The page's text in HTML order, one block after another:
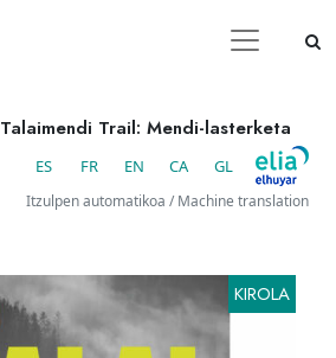
Talaimendi Trail: Mendi-lasterketa
ES FR EN CA GL
Itzulpen automatikoa / Machine translation
KIROLA